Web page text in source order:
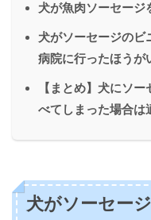
犬が魚肉ソーセージ
犬がソーセージのビ
病院に行ったほうが
【まとめ】犬にソ
べてしまった場合は
犬がソーセー